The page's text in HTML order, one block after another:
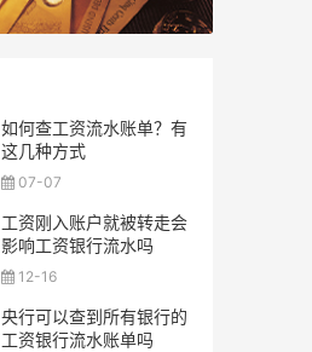
如何查工资流水账单？有
这几种方式
07-07
工资刚入账户就被转走会
影响工资银行流水吗
12-16
央行可以查到所有银行的
工资银行流水账单吗